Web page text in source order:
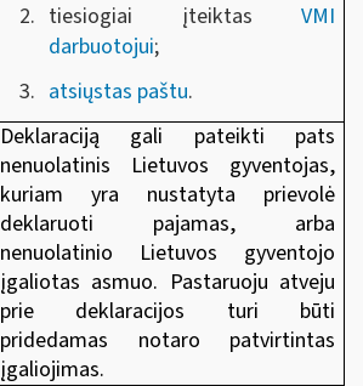
tiesiogiai įteiktas VMI
darbuotojui;
atsiųstas paštu.
Deklaraciją gali pateikti pats
nenuolatinis Lietuvos gyventojas,
kuriam yra nustatyta prievolė
deklaruoti pajamas, arba
nenuolatinio Lietuvos gyventojo
įgaliotas asmuo. Pastaruoju atveju
prie deklaracijos turi būti
pridedamas notaro patvirtintas
įgaliojimas.